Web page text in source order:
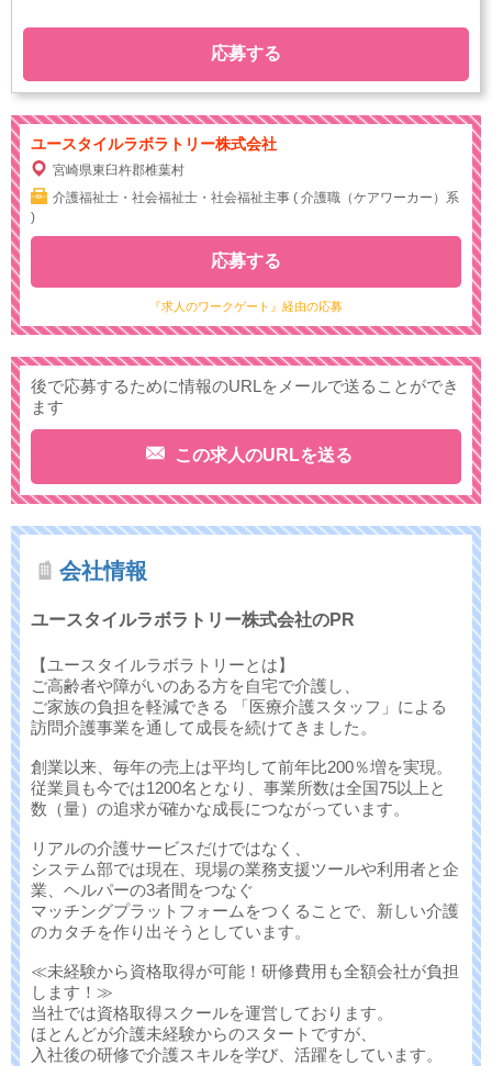
応募する
ユースタイルラボラトリー株式会社
宮崎県東臼杵郡椎葉村
介護福祉士・社会福祉士・社会福祉主事 ( 介護職（ケアワーカー）系
)
『求人のワークゲート』経由の応募
応募する
後で応募するために情報のURLをメールで送ることができ
ます
この求人のURLを送る
会社情報
ユースタイルラボラトリー株式会社のPR
【ユースタイルラボラトリーとは】
ご高齢者や障がいのある方を自宅で介護し、
ご家族の負担を軽減できる 「医療介護スタッフ」による
訪問介護事業を通して成長を続けてきました。
創業以来、毎年の売上は平均して前年比200％増を実現。
従業員も今では1200名となり、事業所数は全国75以上と
数（量）の追求が確かな成長につながっています。
リアルの介護サービスだけではなく、
システム部では現在、現場の業務支援ツールや利用者と企
業、ヘルパーの3者間をつなぐ
マッチングプラットフォームをつくることで、新しい介護
のカタチを作り出そうとしています。
≪未経験から資格取得が可能！研修費用も全額会社が負担
します！≫
当社では資格取得スクールを運営しております。
ほとんどが介護未経験からのスタートですが、
入社後の研修で介護スキルを学び、活躍をしています。